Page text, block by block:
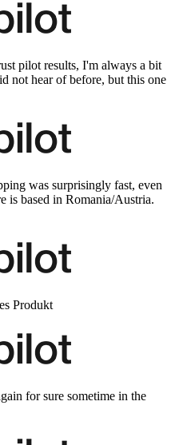
pilot results, I'm always a bit
not hear of before, but this one
was surprisingly fast, even
is based in Romania/Austria.
Produkt
for sure sometime in the